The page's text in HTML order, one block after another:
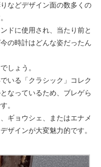
などデザイン面の数多くの
ドに使用され、当たり前と
の時計はどんな姿だったん
しょう。
いる「クラシック」コレク
なっているため、ブレゲら
。
ギョウシェ、またはエナメ
ザインが大変魅力的です。